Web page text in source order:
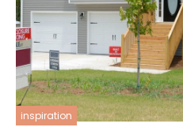
inspiration